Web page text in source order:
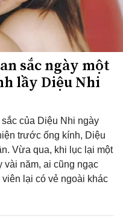
sắc ngày một
lầy Diệu Nhi
của Diệu Nhi ngày
trước ống kính, Diệu
Vừa qua, khi lục lại một
vài năm, ai cũng ngạc
lại có vẻ ngoài khác